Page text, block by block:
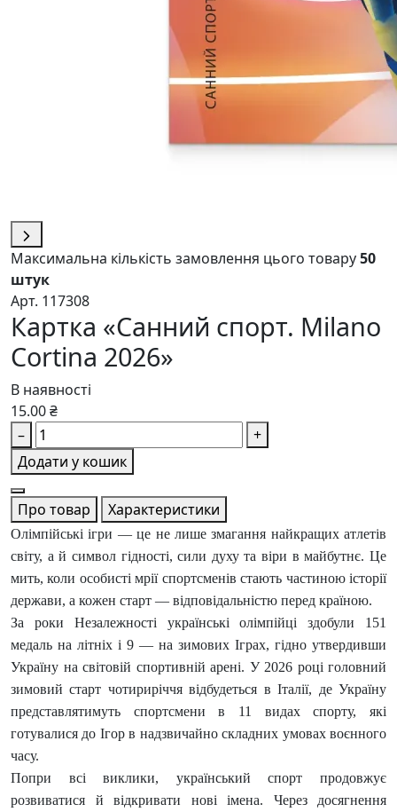
Максимальна кількість замовлення цього товару50
штук
Арт. 117308
Картка «Cанний спорт. Milano
Cortina 2026»
В наявності
15.00 ₴
–
+
Додати у кошик
Про товар Характеристики
Олімпійські ігри — це не лише змагання найкращих атлетів
світу, а й символ гідності, сили духу та віри в майбутнє. Це
мить, коли особисті мрії спортсменів стають частиною історії
держави, а кожен старт — відповідальністю перед країною.
За роки Незалежності українські олімпійці здобули 151
медаль на літніх і 9 — на зимових Іграх, гідно утвердивши
Україну на світовій спортивній арені. У 2026 році головний
зимовий старт чотириріччя відбудеться в Італії, де Україну
представлятимуть спортсмени в 11 видах спорту, які
готувалися до Ігор в надзвичайно складних умовах воєнного
часу.
Попри всі виклики, український спорт продовжує
розвиватися й відкривати нові імена. Через досягнення